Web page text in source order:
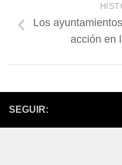
Los
acción en
SEGUIR: